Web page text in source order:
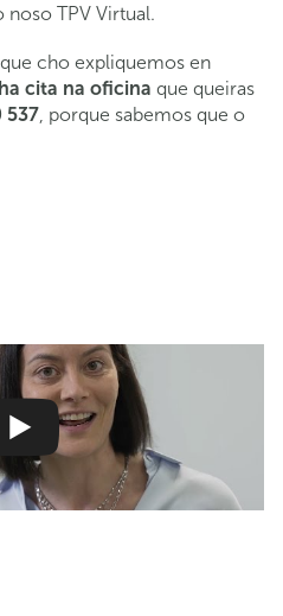
TPV Virtual.
cho expliquemos en
cita na oficina que queiras
537, porque sabemos que o